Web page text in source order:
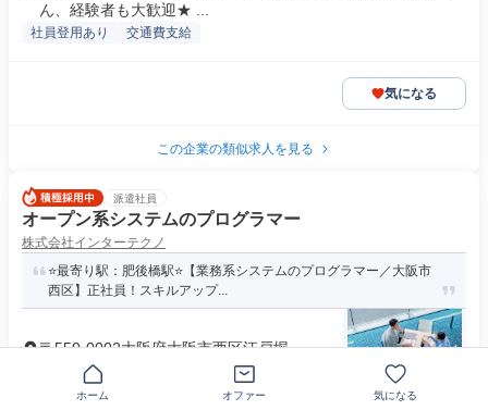
ん、経験者も大歓迎★ ...
社員登用あり 交通費支給
気になる
この企業の類似求人を見る
派遣社員
オープン系システムのプログラマー
株式会社インターテクノ
⭐️最寄り駅：肥後橋駅⭐️【業務系システムのプログラマー／大阪市
西区】正社員！スキルアップ...
〒550-0002大阪府大阪市西区江戸堀
時給2000円～2500円
応募資格 【必須】 ●Java、.NET、C#のいずれかを使用したP
G経験 まずは、...
ホーム オファー 気になる